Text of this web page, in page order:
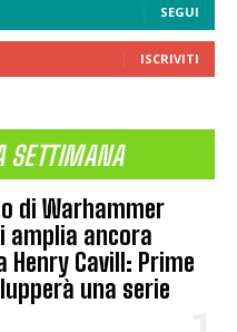
SEGUI
ISCRIVITI
SETTIMANA
di Warhammer
amplia ancora
Henry Cavill: Prime
una serie